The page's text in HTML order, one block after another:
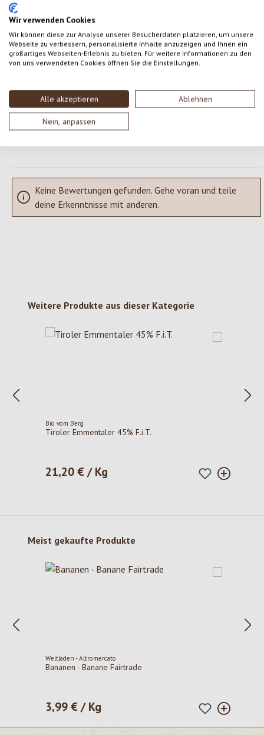
Wir verwenden Cookies
Wir können diese zur Analyse unserer Besucherdaten platzieren, um unsere
Webseite zu verbessern, personalisierte Inhalte anzuzeigen und Ihnen ein
großartiges Webseiten-Erlebnis zu bieten. Für weitere Informationen zu den
von uns verwendeten Cookies öffnen Sie die Einstellungen.
Alle akzeptieren Ablehnen
Nein, anpassen
0 von 0 Bewertungen
Durchschnittliche Bewertung von 0 von 5 Sternen
Gib eine Bewertung ab!
SCHREIBE EINE BEWERTUNG
Keine Bewertungen gefunden. Gehe voran und teile
deine Erkenntnisse mit anderen.
Produktgalerie überspringen
Weitere Produkte aus dieser Kategorie
Bio vom Berg
Tiroler Emmentaler 45% F.i.T.
Regulärer Preis:
21,20 € / Kg
Produktgalerie überspringen
Meist gekaufte Produkte
Weltladen - Altromercato
Bananen - Banane Fairtrade
Regulärer Preis:
3,99 € / Kg